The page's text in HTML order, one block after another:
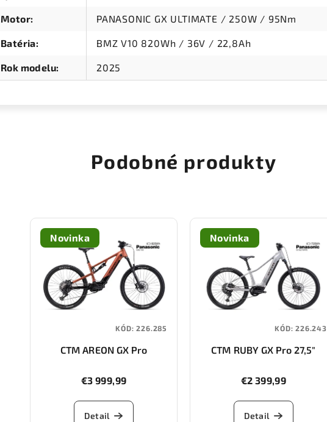
Motor: PANASONIC GX ULTIMATE / 250W / 95Nm
Batéria: BMZ V10 820Wh / 36V / 22,8Ah
Rok modelu: 2025
Podobné produkty
Novinka
CTM AREON GX Pro
€3 999,99
Detail
KÓD:226.285
Novinka
CTM RUBY GX Pro 27,5"
€2 399,99
Detail
KÓD:226.243